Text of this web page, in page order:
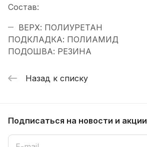
Состав:
ВЕРХ: ПОЛИУРЕТАН
ПОДКЛАДКА: ПОЛИАМИД
ПОДОШВА: РЕЗИНА
Назад к списку
Подписаться на новости и акции